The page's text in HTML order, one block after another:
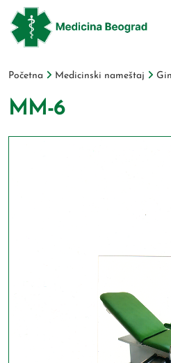
Početna Medicinski nameštaj
MM-6